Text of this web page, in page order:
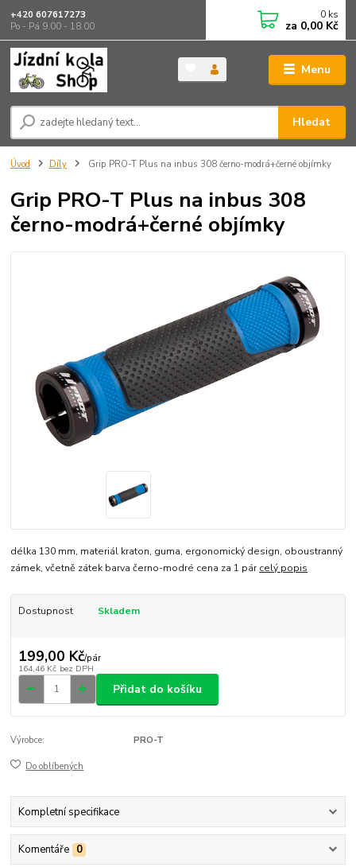
Menu
Hledat
+420 607617273
Po - Pá 9.00 - 18.00
0 ks
za 0,00 Kč
Úvod Díly Grip PRO-T Plus na inbus 308 černo-modrá+černé objímky
Grip PRO-T Plus na inbus 308
černo-modrá+černé objímky
délka 130 mm, materiál kraton, guma, ergonomický design, oboustranný
zámek, včetně zátek barva černo-modré cena za 1 párcelý popis
Dostupnost Skladem
199,00 Kč/pár
164,46 Kč bez DPH
Přidat do košíku
Výrobce: PRO-T
Do oblíbených
Kompletní specifikace
Komentáře 0